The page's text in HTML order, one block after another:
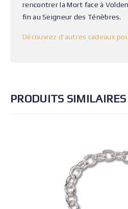
rencontrer la Mort face à
fin au Seigneur des Ténèbres.
Découvrez d’autres cadeaux
PRODUITS SIMILAIRES